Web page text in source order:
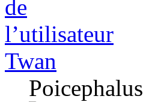
Twan
Poicephalus